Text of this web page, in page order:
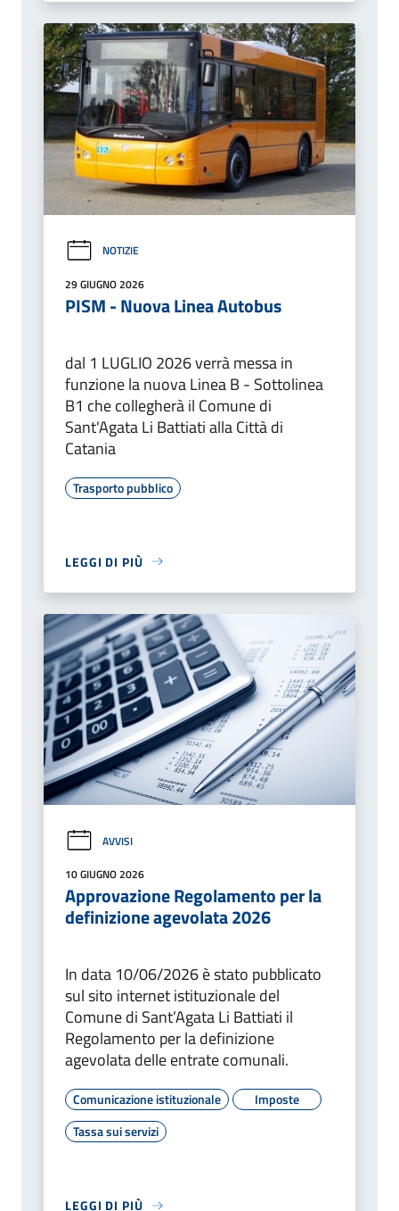
NOTIZIE
29 GIUGNO 2026
PISM - Nuova Linea Autobus
dal 1 LUGLIO 2026 verrà messa in
funzione la nuova Linea B - Sottolinea
B1 che collegherà il Comune di
Sant'Agata Li Battiati alla Città di
Catania
Trasporto pubblico
LEGGI DI PIÙ
AVVISI
10 GIUGNO 2026
Approvazione Regolamento per la
definizione agevolata 2026
In data 10/06/2026 è stato pubblicato
sul sito internet istituzionale del
Comune di Sant’Agata Li Battiati il
Regolamento per la definizione
agevolata delle entrate comunali.
Comunicazione istituzionale
Imposte
Tassa sui servizi
LEGGI DI PIÙ